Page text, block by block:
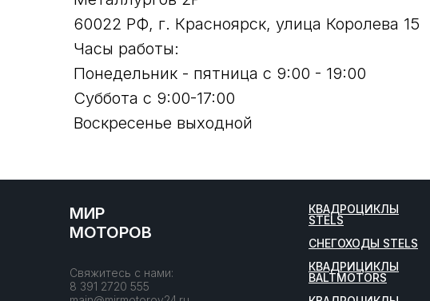
60022 РФ, г. Красноярск, улица Королева 15
Часы работы:
Понедельник - пятница с 9:00 - 19:00
Суббота с 9:00-17:00
Воскресенье выходной
МИР
МОТОРОВ
Свяжитесь с нами:
8 391 2720 555
КВАДРОЦИКЛЫ
STELS
СНЕГОХОДЫ STELS
КВАДРИЦИКЛЫ
BALTMOTORS